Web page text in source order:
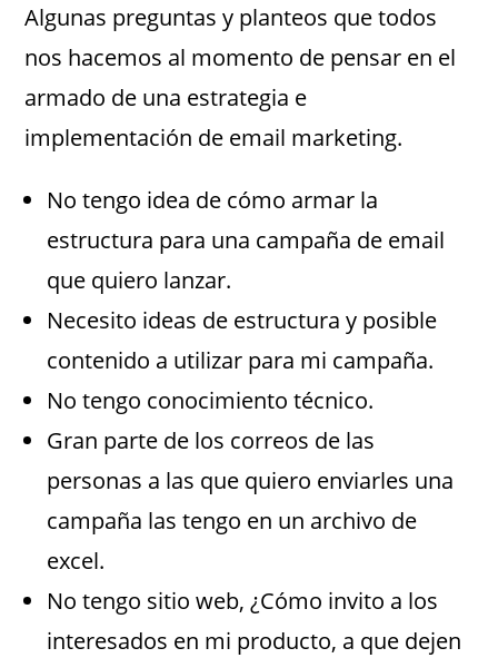
Algunas preguntas y planteos que todos
nos hacemos al momento de pensar en el
armado de una estrategia e
implementación de email marketing.
No tengo idea de cómo armar la
estructura para una campaña de email
que quiero lanzar.
Necesito ideas de estructura y posible
contenido a utilizar para mi campaña.
No tengo conocimiento técnico.
Gran parte de los correos de las
personas a las que quiero enviarles una
campaña las tengo en un archivo de
excel.
No tengo sitio web, ¿Cómo invito a los
interesados en mi producto, a que dejen